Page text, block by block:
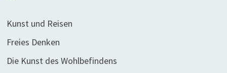
Kunst und Reisen
Freies Denken
Die Kunst des Wohlbefindens